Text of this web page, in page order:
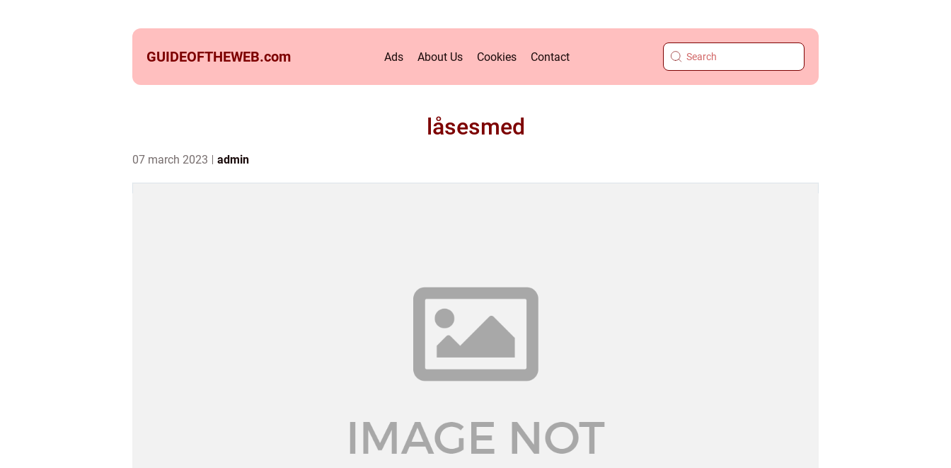
GUIDEOFTHEWEB.com Ads About Us Cookies Contact
låsesmed
07 march 2023 admin